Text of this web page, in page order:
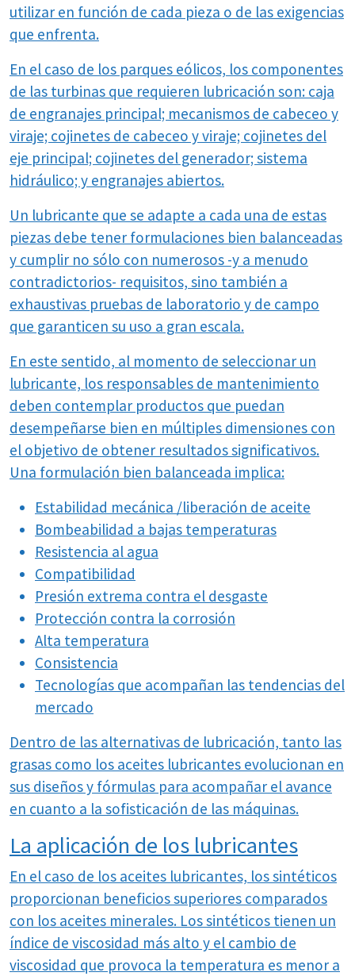
utilizar en función de cada pieza o de las exigencias
que enfrenta.
En el caso de los parques eólicos, los componentes
de las turbinas que requieren lubricación son: caja
de engranajes principal; mecanismos de cabeceo y
viraje; cojinetes de cabeceo y viraje; cojinetes del
eje principal; cojinetes del generador; sistema
hidráulico; y engranajes abiertos.
Un lubricante que se adapte a cada una de estas
piezas debe tener formulaciones bien balanceadas
y cumplir no sólo con numerosos -y a menudo
contradictorios- requisitos, sino también a
exhaustivas pruebas de laboratorio y de campo
que garanticen su uso a gran escala.
En este sentido, al momento de seleccionar un
lubricante, los responsables de mantenimiento
deben contemplar productos que puedan
desempeñarse bien en múltiples dimensiones con
el objetivo de obtener resultados significativos.
Una formulación bien balanceada implica:
Estabilidad mecánica /liberación de aceite
Bombeabilidad a bajas temperaturas
Resistencia al agua
Compatibilidad
Presión extrema contra el desgaste
Protección contra la corrosión
Alta temperatura
Consistencia
Tecnologías que acompañan las tendencias del
mercado
Dentro de las alternativas de lubricación, tanto las
grasas como los aceites lubricantes evolucionan en
sus diseños y fórmulas para acompañar el avance
en cuanto a la sofisticación de las máquinas.
La aplicación de los lubricantes
En el caso de los aceites lubricantes, los sintéticos
proporcionan beneficios superiores comparados
con los aceites minerales. Los sintéticos tienen un
índice de viscosidad más alto y el cambio de
viscosidad que provoca la temperatura es menor a